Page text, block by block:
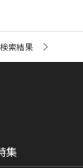
索結果
集